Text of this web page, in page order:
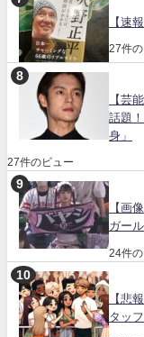
【速
27件
【芸
話題
身」
27件のビュー
【画
ガー
24件
【悲
タッ